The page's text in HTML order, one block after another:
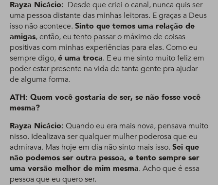
Rayza Nicácio: Desde que criei o canal, nunca quis ser
uma pessoa distante das minhas leitoras. E graças a Deus
isso não acontece. Sinto que temos uma relação de
amigas, então, eu tento passar o máximo de coisas
positivas com minhas experiências para elas. Como eu
sempre digo,é uma troca. E eu me sinto muito feliz em
poder estar presente na vida de tanta gente pra ajudar
de alguma forma.
ATH: Quem você gostaria de ser, se não fosse você
mesma?
Rayza Nicácio: Quando eu era mais nova, pensava muito
nisso. Idealizava ser qualquer mulher poderosa que eu
admirava. Mas hoje em dia não sinto mais isso. Sei que
não podemos ser outra pessoa, e tento sempre ser
uma versão melhor de mim mesma. Acho que é essa
pessoa que eu quero ser.